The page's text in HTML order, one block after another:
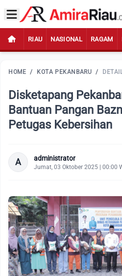
RIAU NASIONAL RAGAM
HOME / KOTA PEKANBARU /
Disketapang
Bantuan Pangan
Petugas Kebersihan
A administrator
Jumat, 03 Oktober 2025 | 00:00